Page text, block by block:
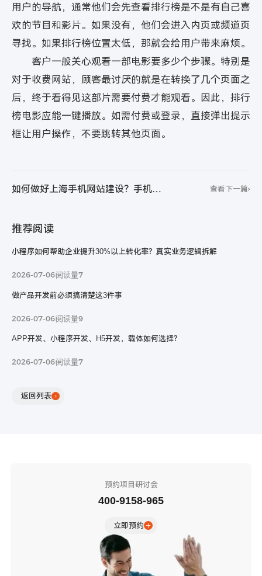
用户的导航，通常他们会先查看排行榜是不是有自己喜
欢的节目和影片。如果没有，他们会进入内页或频道页
寻找。如果排行榜位置太低，那就会给用户带来麻烦。
客户一般关心观看一部电影要多少个步骤。特别是
对于收费网站，顾客最讨厌的就是在转换了几个页面之
后，终于看得见这部片需要付费才能观看。因此，排行
榜电影应能一键播放。如需付费或登录，直接弹出提示
框让用户操作，不要跳转其他页面。
如何做好上海手机网站建设？手机网
查看下一篇
推荐阅读
小程序如何帮助企业提升30%以上转化率？真实业务逻辑拆解
2026-07-06阅读量7
做产品开发前必须搞清楚这3件事
2026-07-06阅读量9
APP开发、小程序开发、H5开发，载体如何选择？
2026-07-06阅读量7
返回列表
预约项目研讨会
400-9158-965
立即预约
我们能给的
远比您想的更多